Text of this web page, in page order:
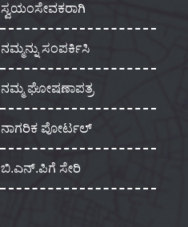
ಸ್ವಯಂಸೇವಕರಾಗಿ
ನಮ್ಮನ್ನು ಸಂಪರ್ಕಿಸಿ
ನಮ್ಮ ಘೋಷಣಾಪತ್ರ
ನಾಗರಿಕ ಪೋರ್ಟಲ್
ಬಿ.ಎನ್.ಪಿಗೆ ಸೇರಿ